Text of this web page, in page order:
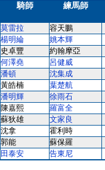
騎師 練馬師
莫雷拉 容天鵬
楊明綸 姚本輝
史卓豐 約翰摩亞
何澤堯 呂健威
潘頓 沈集成
黃皓楠 葉楚航
潘明輝 徐雨石
陳嘉熙 羅富全
蘇狄雄 文家良
沈拿 霍利時
郭能 蘇保羅
田泰安
告東尼